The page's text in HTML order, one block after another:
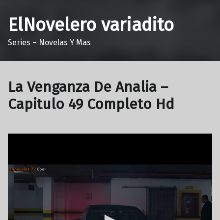
ElNovelero variadito
Series – Novelas Y Mas
La Venganza De Analia –
Capitulo 49 Completo Hd